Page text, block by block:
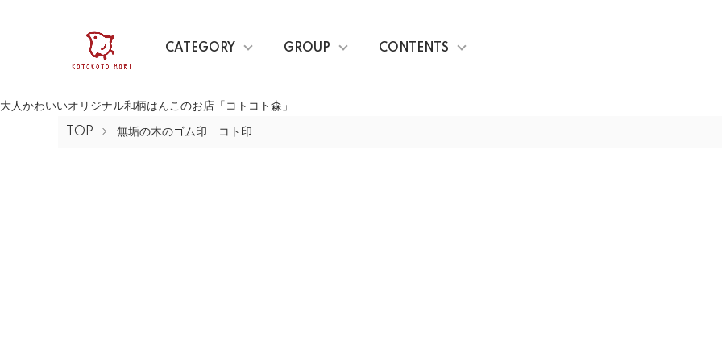
大人かわいいオリジナル和柄はんこのお店「コトコト森」
CATEGORY GROUP CONTENTS
TOP 無垢の木のゴム印 コト印